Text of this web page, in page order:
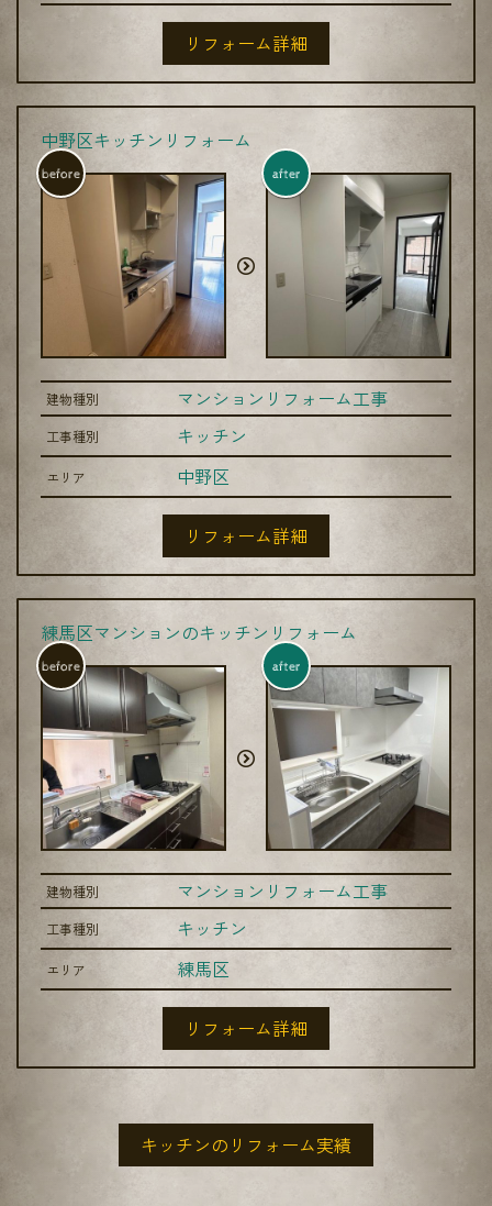
リフォーム詳細
中野区キッチンリフォーム
before after
建物種別 マンションリフォーム工事
工事種別 キッチン
エリア 中野区
リフォーム詳細
練馬区マンションのキッチンリフォーム
before after
建物種別 マンションリフォーム工事
工事種別 キッチン
エリア 練馬区
リフォーム詳細
キッチンのリフォーム実績